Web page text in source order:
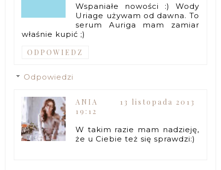
Wspaniałe nowości :) Wody
Uriage używam od dawna. To
serum Auriga mam zamiar
właśnie kupić ;)
ODPOWIEDZ
Odpowiedzi
ANIA
13 listopada 2013
19:12
W takim razie mam nadzieję,
że u Ciebie też się sprawdzi:)